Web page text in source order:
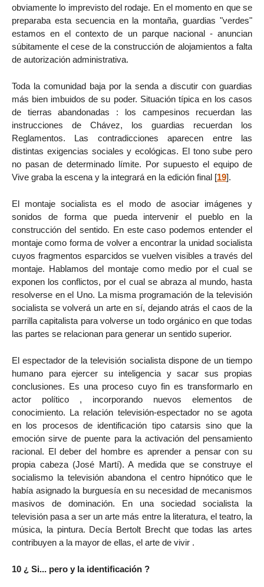
obviamente lo imprevisto del rodaje. En el momento en que se
preparaba esta secuencia en la montaña, guardias "verdes"
estamos en el contexto de un parque nacional - anuncian
súbitamente el cese de la construcción de alojamientos a falta
de autorización administrativa.
Toda la comunidad baja por la senda a discutir con guardias
más bien imbuidos de su poder. Situación típica en los casos
de tierras abandonadas : los campesinos recuerdan las
instrucciones de Chávez, los guardias recuerdan los
Reglamentos. Las contradicciones aparecen entre las
distintas exigencias sociales y ecológicas. El tono sube pero
no pasan de determinado límite. Por supuesto el equipo de
Vive graba la escena y la integrará en la edición final [19].
El montaje socialista es el modo de asociar imágenes y
sonidos de forma que pueda intervenir el pueblo en la
construcción del sentido. En este caso podemos entender el
montaje como forma de volver a encontrar la unidad socialista
cuyos fragmentos esparcidos se vuelven visibles a través del
montaje. Hablamos del montaje como medio por el cual se
exponen los conflictos, por el cual se abraza al mundo, hasta
resolverse en el Uno. La misma programación de la televisión
socialista se volverá un arte en sí, dejando atrás el caos de la
parrilla capitalista para volverse un todo orgánico en que todas
las partes se relacionan para generar un sentido superior.
El espectador de la televisión socialista dispone de un tiempo
humano para ejercer su inteligencia y sacar sus propias
conclusiones. Es una proceso cuyo fin es transformarlo en
actor político , incorporando nuevos elementos de
conocimiento. La relación televisión-espectador no se agota
en los procesos de identificación tipo catarsis sino que la
emoción sirve de puente para la activación del pensamiento
racional. El deber del hombre es aprender a pensar con su
propia cabeza (José Martí). A medida que se construye el
socialismo la televisión abandona el centro hipnótico que le
había asignado la burguesía en su necesidad de mecanismos
masivos de dominación. En una sociedad socialista la
televisión pasa a ser un arte más entre la literatura, el teatro, la
música, la pintura. Decía Bertolt Brecht que todas las artes
contribuyen a la mayor de ellas, el arte de vivir .
10 ¿ Si... pero y la identificación ?